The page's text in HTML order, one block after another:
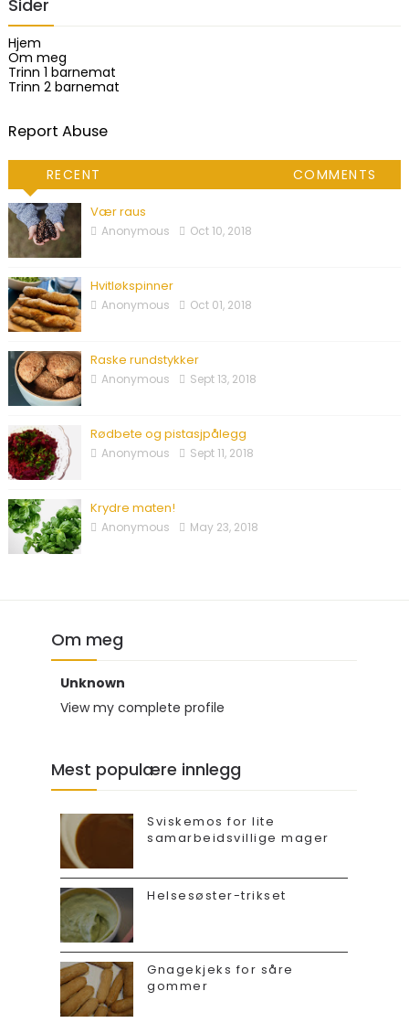
Sider
Hjem
Om meg
Trinn 1 barnemat
Trinn 2 barnemat
Report Abuse
RECENT COMMENTS
Vær raus
Anonymous Oct 10, 2018
Hvitløkspinner
Anonymous Oct 01, 2018
Raske rundstykker
Anonymous Sept 13, 2018
Rødbete og pistasjpålegg
Anonymous Sept 11, 2018
Krydre maten!
Anonymous May 23, 2018
Om meg
Unknown
View my complete profile
Mest populære innlegg
Sviskemos for lite
samarbeidsvillige mager
Helsesøster-trikset
Gnagekjeks for såre
gommer